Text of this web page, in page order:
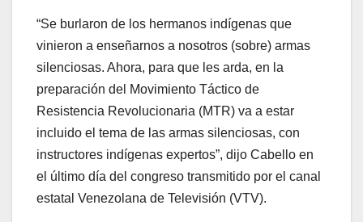
“Se burlaron de los hermanos indígenas que
vinieron a enseñarnos a nosotros (sobre) armas
silenciosas. Ahora, para que les arda, en la
preparación del Movimiento Táctico de
Resistencia Revolucionaria (MTR) va a estar
incluido el tema de las armas silenciosas, con
instructores indígenas expertos”, dijo Cabello en
el último día del congreso transmitido por el canal
estatal Venezolana de Televisión (VTV).